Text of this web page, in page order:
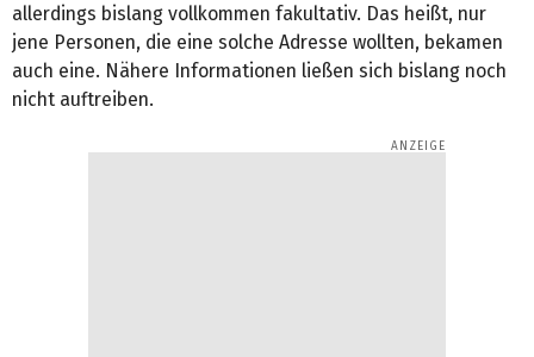
allerdings bislang vollkommen fakultativ. Das heißt, nur
jene Personen, die eine solche Adresse wollten, bekamen
auch eine. Nähere Informationen ließen sich bislang noch
nicht auftreiben.